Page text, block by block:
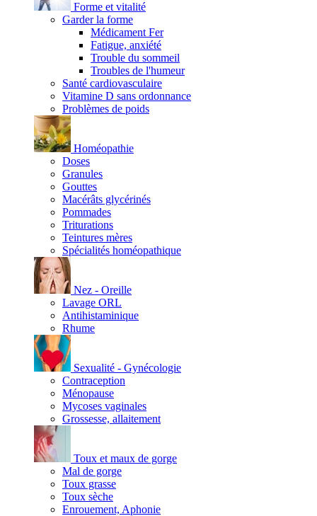
Forme et vitalité
Garder la forme
Médicament Fer
Fatigue, anxiété
Trouble du sommeil
Troubles de l'humeur
Santé cardiovasculaire
Vitamine D sans ordonnance
Problèmes de poids
Homéopathie
Doses
Granules
Gouttes
Macérâts glycérinés
Pommades
Triturations
Teintures mères
Spécialités homéopathique
Nez - Oreille
Lavage ORL
Antihistaminique
Rhume
Sexualité - Gynécologie
Contraception
Ménopause
Mycoses vaginales
Grossesse, allaitement
Toux et maux de gorge
Mal de gorge
Toux grasse
Toux sèche
Enrouement, Aphonie